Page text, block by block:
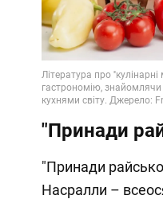
"Принади
"Принади
Насралли –